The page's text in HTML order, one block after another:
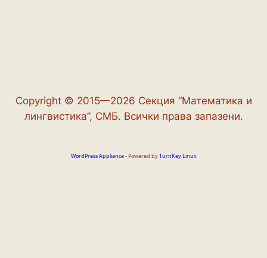
Copyright © 2015—2026 Секция “Математика и
лингвистика”, СМБ. Всички права запазени.
WordPress Appliance- Powered byTurnKey Linux